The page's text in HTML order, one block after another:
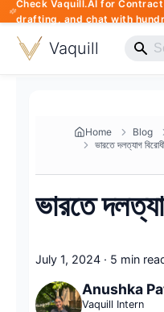
Check Vaquill.AI for
drafting, and chat with
Vaquill
Home Blog
ভারতে দলত্যাগ
ভারতে
July 1, 2024 · 5 min
Anushka
Vaquill Intern